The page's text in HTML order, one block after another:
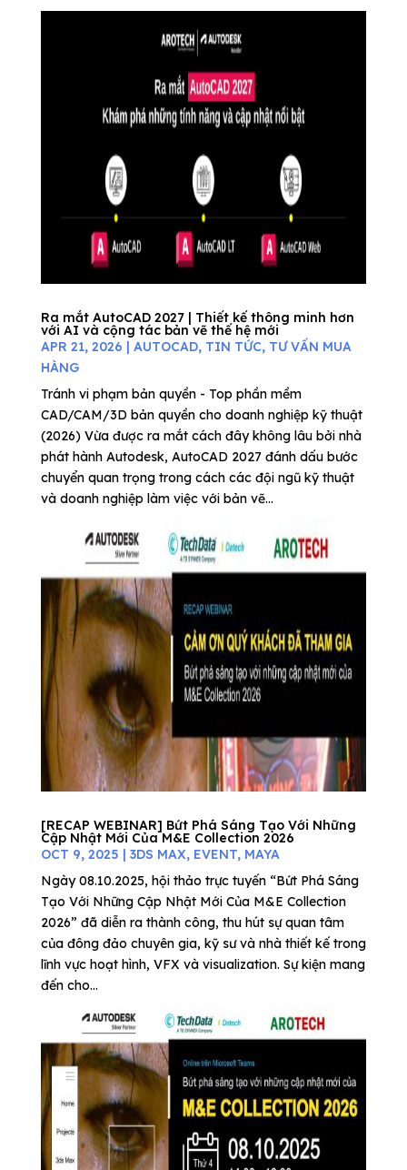
Ra mắt AutoCAD 2027 | Thiết kế thông minh hơn
với AI và cộng tác bản vẽ thế hệ mới
APR 21, 2026 | AUTOCAD, TIN TỨC, TƯ VẤN MUA
HÀNG
Tránh vi phạm bản quyền - Top phần mềm
CAD/CAM/3D bản quyền cho doanh nghiệp kỹ thuật
(2026) Vừa được ra mắt cách đây không lâu bởi nhà
phát hành Autodesk, AutoCAD 2027 đánh dấu bước
chuyển quan trọng trong cách các đội ngũ kỹ thuật
và doanh nghiệp làm việc với bản vẽ...
[RECAP WEBINAR] Bứt Phá Sáng Tạo Với Những
Cập Nhật Mới Của M&E Collection 2026
OCT 9, 2025 | 3DS MAX, EVENT, MAYA
Ngày 08.10.2025, hội thảo trực tuyến “Bứt Phá Sáng
Tạo Với Những Cập Nhật Mới Của M&E Collection
2026” đã diễn ra thành công, thu hút sự quan tâm
của đông đảo chuyên gia, kỹ sư và nhà thiết kế trong
lĩnh vực hoạt hình, VFX và visualization. Sự kiện mang
đến cho...